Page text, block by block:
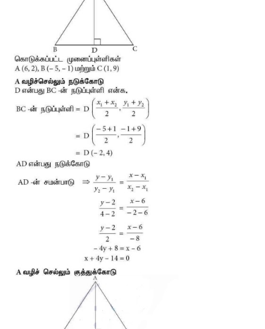
-தளத்தில் (-6, -4) என்ற புள்ளியில் உள்ளது. (5,11)
ஒரு பால் புட்டி வைக்கப்பட்டுள்ளது. பூனை மிகக் குறுகிய தூரம்
அருந்த விரும்புகிறது எனில், பாலைப் பருகுவதற்குத்
சமன்பாட்டைக் காண்க.